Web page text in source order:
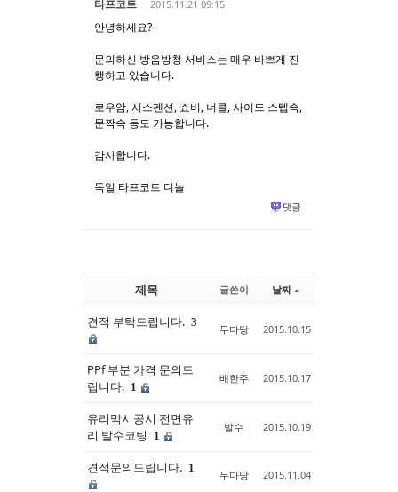
타프코트 2015.11.21 09:15
안녕하세요?
문의하신 방음방청 서비스는 매우 바쁘게 진
행하고 있습니다.
로우암, 서스펜션, 쇼버, 너클, 사이드 스텝속,
문짝속 등도 가능합니다.
감사합니다.
독일 타프코트 디놀
댓글
제목 글쓴이 날짜
견적 부탁드립니다. 3
무다당 2015.10.15
PPf 부분 가격 문의드
립니다. 1
배한주 2015.10.17
유리막시공시 전면유
리 발수코팅
1
발수 2015.10.19
견적문의드립니다. 1
무다당 2015.11.04